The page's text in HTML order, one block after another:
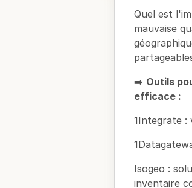
Quel est
mauvaise
➡️ Outils
efficace :
1Integrate :
Isogeo :
inventaire